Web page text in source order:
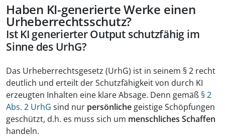
Haben KI-generierte Werke einen
Urheberrechtsschutz?
Ist KI generierter Output schutzfähig im
Sinne des UrhG?
Das Urheberrechtsgesetz (UrhG) ist in seinem § 2 recht
deutlich und erteilt der Schutzfähigkeit von durch KI
erzeugten Inhalten eine klare Absage. Denn gemäß § 2
Abs. 2 UrhG sind nur persönliche geistige Schöpfungen
geschützt, d.h. es muss sich um menschliches Schaffen
handeln.